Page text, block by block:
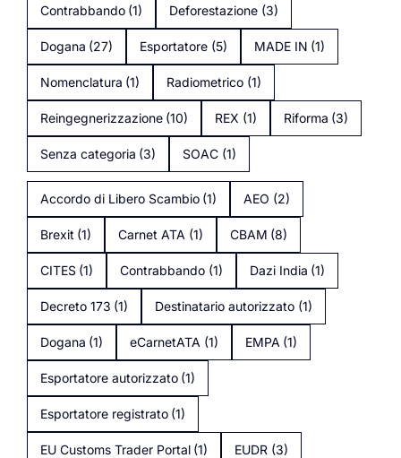
Contrabbando (1) Deforestazione (3)
Dogana (27) Esportatore (5) MADE IN (1)
Nomenclatura (1) Radiometrico (1)
Reingegnerizzazione (10) REX (1) Riforma (3)
Senza categoria (3) SOAC (1)
Accordo di Libero Scambio (1) AEO (2)
Brexit (1) Carnet ATA (1) CBAM (8)
CITES (1) Contrabbando (1) Dazi India (1)
Decreto 173 (1) Destinatario autorizzato (1)
Dogana (1) eCarnetATA (1) EMPA (1)
Esportatore autorizzato (1)
Esportatore registrato (1)
EU Customs Trader Portal (1) EUDR (3)